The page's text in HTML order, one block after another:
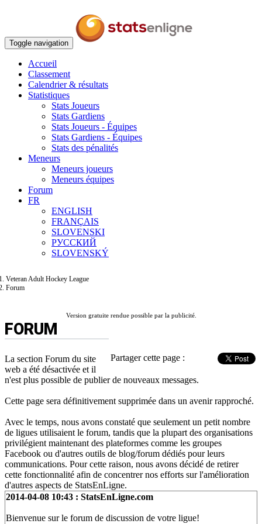
Toggle navigation
Accueil
Classement
Calendrier & résultats
Statistiques
Stats Joueurs
Stats Gardiens
Stats Joueurs - Équipes
Stats Gardiens - Équipes
Stats des pénalités
Meneurs
Meneurs joueurs
Meneurs équipes
Forum
FR
ENGLISH
FRANÇAIS
SLOVENSKI
РУССКИЙ
SLOVENSKÝ
Veteran Adult Hockey League
Forum
Version gratuite rendue possible par la publicité.
FORUM
Partager cette page :
La section Forum du site
web a été désactivée et il
n'est plus possible de publier de nouveaux messages.
Cette page sera définitivement supprimée dans un avenir rapproché.
Avec le temps, nous avons constaté que seulement un petit nombre
de ligues utilisaient le forum, tandis que la plupart des organisations
privilégient maintenant des plateformes comme les groupes
Facebook ou d'autres outils de blog/forum dédiés pour leurs
communications. Pour cette raison, nous avons décidé de retirer
cette fonctionnalité afin de concentrer nos efforts sur l'amélioration
d'autres aspects de StatsEnLigne.
2014-04-08 10:43 : StatsEnLigne.com
Bienvenue sur le forum de discussion de votre ligue!